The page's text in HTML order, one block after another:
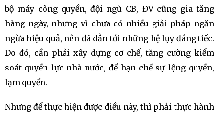
bộ máy công quyền, đội ngũ CB, ĐV cũng gia tăng
hàng ngày, nhưng vì chưa có nhiều giải pháp ngăn
ngừa hiệu quả, nên đã dẫn tới những hệ lụy đáng tiếc.
Do đó, cần phải xây dựng cơ chế, tăng cường kiểm
soát quyền lực nhà nước, để hạn chế sự lộng quyền,
lạm quyền.
Nhưng để thực hiện được điều này, thì phải thực hành